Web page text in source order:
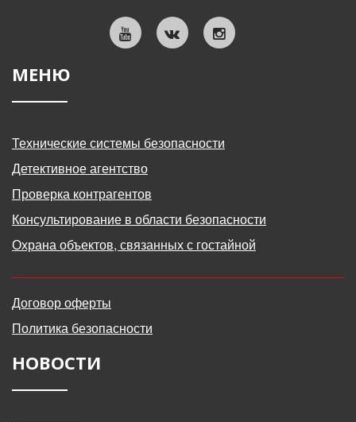
МЕНЮ
Технические системы безопасности
Детективное агентство
Проверка контрагентов
Консультирование в области безопасности
Охрана объектов, связанных с гостайной
Договор оферты
Политика безопасности
НОВОСТИ